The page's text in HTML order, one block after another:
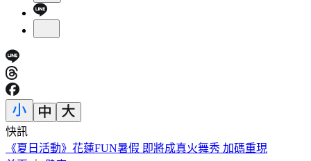
快訊
188萬《龍藏經》賣掉了！大戶不甩7折 店員爆「付現買原